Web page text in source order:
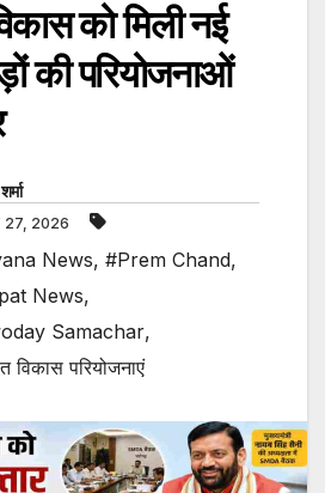
को मिली नई
की परियोजनाओं
27, 2026
News, #Prem Chand,
News,
Samachar,
विकास परियोजनाएं